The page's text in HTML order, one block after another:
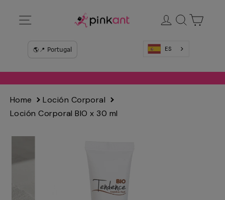
directamente
Ingresar
Buscar
ES
Home
Loción Corporal
Loción Corporal BIO x 30 ml